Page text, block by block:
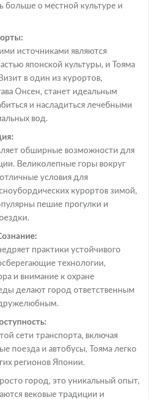
больше о местной культуре и
источниками являются
японской культуры, и Тояма
в один из курортов,
Онсен, станет идеальным
и насладиться лечебными
вод.
обширные возможности для
Великолепные горы вокруг
условия для
курортов зимой,
пешие прогулки и
практики устойчивого
технологии,
и внимание к охране
делают город ответственным
сети транспорта, включая
поезда и автобусы, Тояма легко
регионов Японии.
город, это уникальный опыт,
вековые традиции и